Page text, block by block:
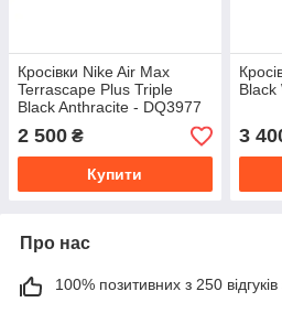
Кросівки Nike Air Max
Terrascape Plus Triple
Black Anthracite - DQ3977
001
2 500 ₴
Купити
Black
3
Про нас
100% позитивних з 250 відгуків